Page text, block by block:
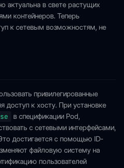
актуальна в свете растущих
контейнеров. Теперь
к сетевым возможностям, не
привилегированные
доступ к хосту. При установке
в спецификации Pod,
с сетевыми интерфейсами,
достигается с помощью ID-
файловую систему на
пользователей